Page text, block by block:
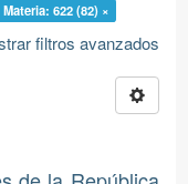
Materia: 622 (82) ×
filtros avanzados